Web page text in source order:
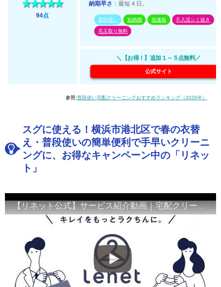
94点
納期早さ ：最短４日。
普段使い 短納期 低価格 不入流シミ抜き
毛玉取り無料
＼【お得！】追加１～５点無料／
公式サイト
参照:普段使い宅配クリーニングおすすめランキング（2026年）
スグに使える！横浜市港北区で春の衣替
え・普段使いの簡単便利で手早いクリーニ
ングに、お得なキャンペーン中の「リネッ
ト」
【リネット公式】サービス紹介動画｜宅配クリーニング